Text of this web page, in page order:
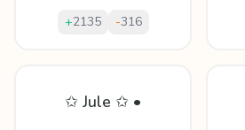
+2135 -316
✩ Jule ✩ •